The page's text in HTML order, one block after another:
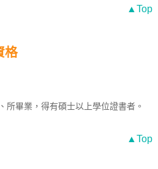
▲Top
格
所畢業，得有碩士以上學位證書者。
▲Top